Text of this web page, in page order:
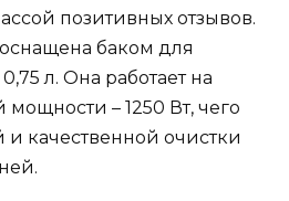
позитивных отзывов.
баком для
л. Она работает на
мощности – 1250 Вт, чего
и качественной очистки